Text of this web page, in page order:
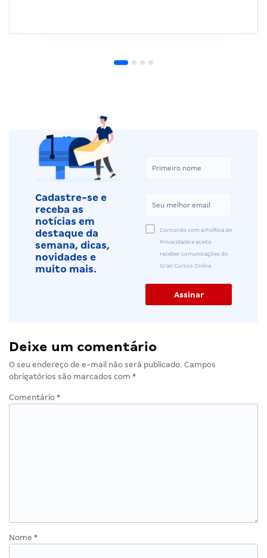
Cadastre-se e
receba as
notícias em
destaque da
semana, dicas,
novidades e
muito mais.
Concordo com a Política de
Privacidade e aceito
receber comunicações do
Gran Cursos Online.
Deixe um comentário
O seu endereço de e-mail não será publicado. Campos
obrigatórios são marcados com *
Comentário *
Nome *